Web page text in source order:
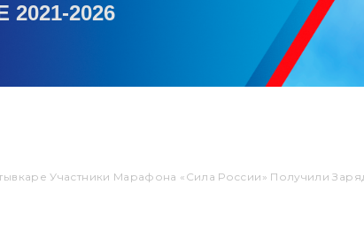
2026
Участники Марафона «Сила России» Получили